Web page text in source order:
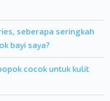
seberapa seringkah
bayi saya?
cocok untuk kulit